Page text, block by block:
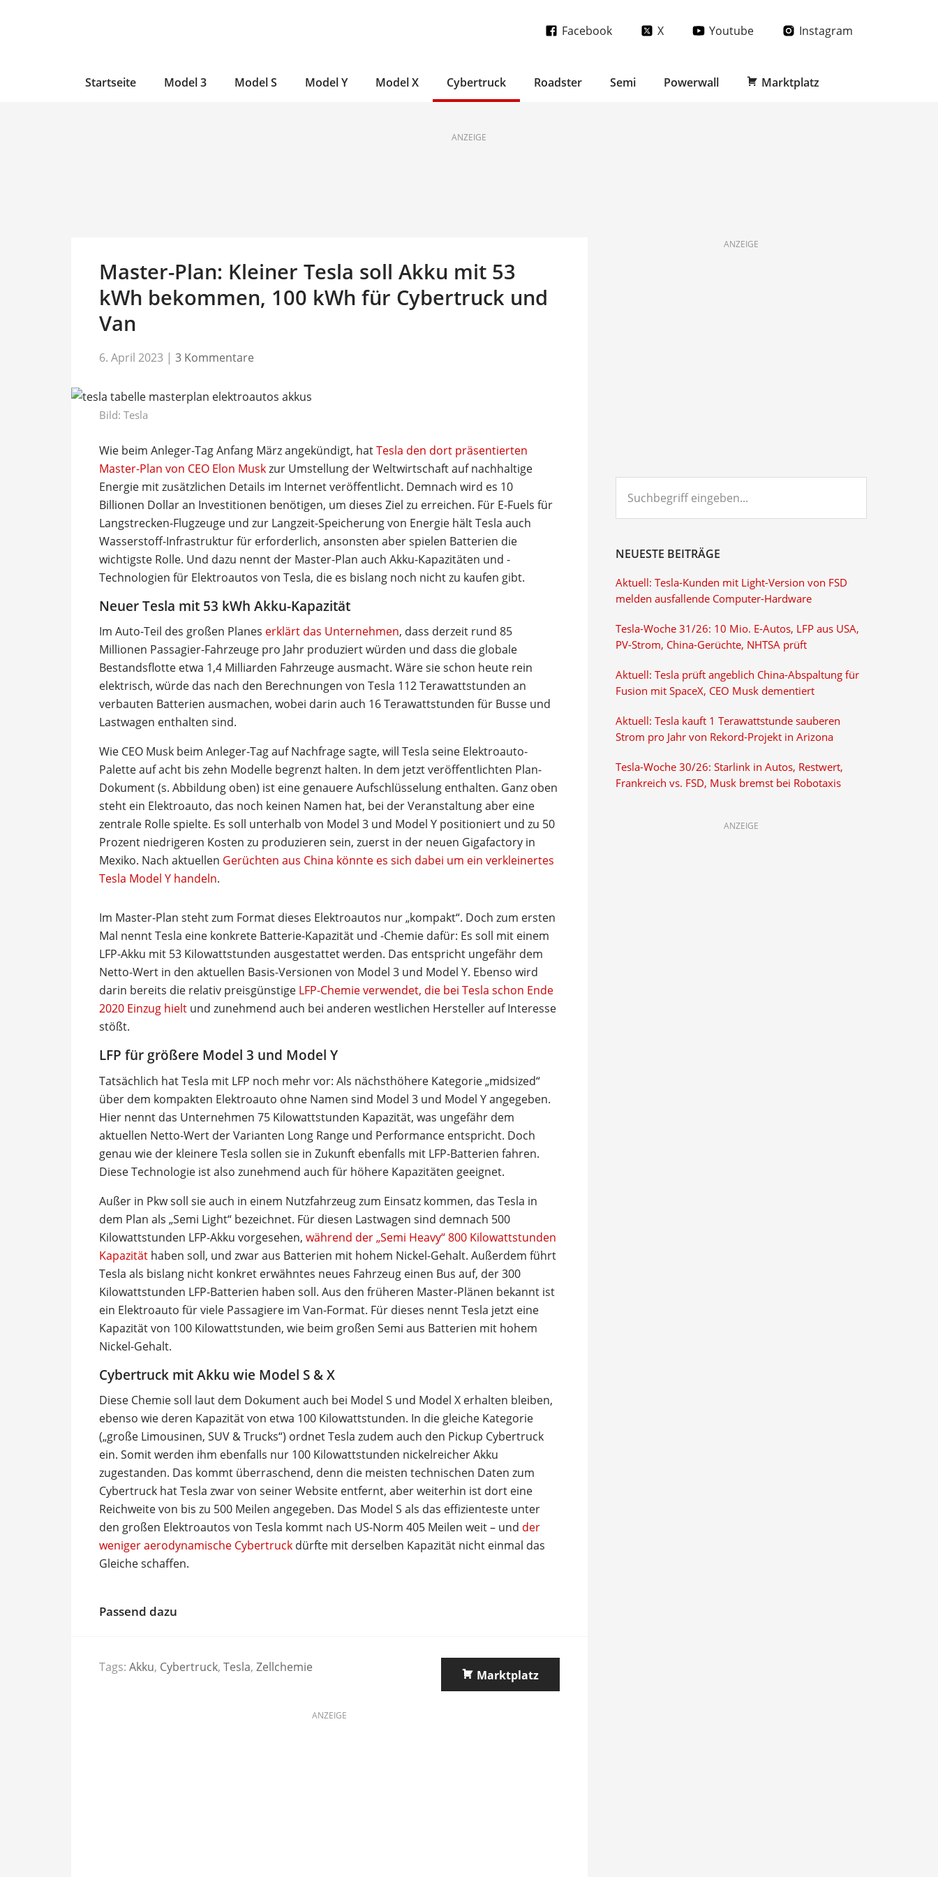
Facebook X Youtube Instagram
Startseite Model 3 Model S Model Y Model X Cybertruck Roadster Semi Powerwall Marktplatz
ANZEIGE
Master-Plan: Kleiner Tesla soll Akku mit 53
kWh bekommen, 100 kWh für Cybertruck und
Van
6. April 2023 | 3 Kommentare
Bild: Tesla
Wie beim Anleger-Tag Anfang März angekündigt, hatTesla den dort präsentierten
Master-Plan von CEO Elon Muskzur Umstellung der Weltwirtschaft auf nachhaltige
Energie mit zusätzlichen Details im Internet veröffentlicht. Demnach wird es 10
Billionen Dollar an Investitionen benötigen, um dieses Ziel zu erreichen. Für E-Fuels für
Langstrecken-Flugzeuge und zur Langzeit-Speicherung von Energie hält Tesla auch
Wasserstoff-Infrastruktur für erforderlich, ansonsten aber spielen Batterien die
wichtigste Rolle. Und dazu nennt der Master-Plan auch Akku-Kapazitäten und -
Technologien für Elektroautos von Tesla, die es bislang noch nicht zu kaufen gibt.
Neuer Tesla mit 53 kWh Akku-Kapazität
Im Auto-Teil des großen Planes erklärt das Unternehmen, dass derzeit rund 85
Millionen Passagier-Fahrzeuge pro Jahr produziert würden und dass die globale
Bestandsflotte etwa 1,4 Milliarden Fahrzeuge ausmacht. Wäre sie schon heute rein
elektrisch, würde das nach den Berechnungen von Tesla 112 Terawattstunden an
verbauten Batterien ausmachen, wobei darin auch 16 Terawattstunden für Busse und
Lastwagen enthalten sind.
Wie CEO Musk beim Anleger-Tag auf Nachfrage sagte, will Tesla seine Elektroauto-
Palette auf acht bis zehn Modelle begrenzt halten. In dem jetzt veröffentlichten Plan-
Dokument (s. Abbildung oben) ist eine genauere Aufschlüsselung enthalten. Ganz oben
steht ein Elektroauto, das noch keinen Namen hat, bei der Veranstaltung aber eine
zentrale Rolle spielte. Es soll unterhalb von Model 3 und Model Y positioniert und zu 50
Prozent niedrigeren Kosten zu produzieren sein, zuerst in der neuen Gigafactory in
Mexiko. Nach aktuellen Gerüchten aus China könnte es sich dabei um ein verkleinertes
Tesla Model Y handeln.
Im Master-Plan steht zum Format dieses Elektroautos nur „kompakt“. Doch zum ersten
Mal nennt Tesla eine konkrete Batterie-Kapazität und -Chemie dafür: Es soll mit einem
LFP-Akku mit 53 Kilowattstunden ausgestattet werden. Das entspricht ungefähr dem
Netto-Wert in den aktuellen Basis-Versionen von Model 3 und Model Y. Ebenso wird
darin bereits die relativ preisgünstige LFP-Chemie verwendet, die bei Tesla schon Ende
2020 Einzug hielt und zunehmend auch bei anderen westlichen Hersteller auf Interesse
stößt.
LFP für größere Model 3 und Model Y
Tatsächlich hat Tesla mit LFP noch mehr vor: Als nächsthöhere Kategorie „midsized“
über dem kompakten Elektroauto ohne Namen sind Model 3 und Model Y angegeben.
Hier nennt das Unternehmen 75 Kilowattstunden Kapazität, was ungefähr dem
aktuellen Netto-Wert der Varianten Long Range und Performance entspricht. Doch
genau wie der kleinere Tesla sollen sie in Zukunft ebenfalls mit LFP-Batterien fahren.
Diese Technologie ist also zunehmend auch für höhere Kapazitäten geeignet.
Außer in Pkw soll sie auch in einem Nutzfahrzeug zum Einsatz kommen, das Tesla in
dem Plan als „Semi Light“ bezeichnet. Für diesen Lastwagen sind demnach 500
Kilowattstunden LFP-Akku vorgesehen, während der „Semi Heavy“ 800 Kilowattstunden
Kapazität haben soll, und zwar aus Batterien mit hohem Nickel-Gehalt. Außerdem führt
Tesla als bislang nicht konkret erwähntes neues Fahrzeug einen Bus auf, der 300
Kilowattstunden LFP-Batterien haben soll. Aus den früheren Master-Plänen bekannt ist
ein Elektroauto für viele Passagiere im Van-Format. Für dieses nennt Tesla jetzt eine
Kapazität von 100 Kilowattstunden, wie beim großen Semi aus Batterien mit hohem
Nickel-Gehalt.
Cybertruck mit Akku wie Model S & X
Diese Chemie soll laut dem Dokument auch bei Model S und Model X erhalten bleiben,
ebenso wie deren Kapazität von etwa 100 Kilowattstunden. In die gleiche Kategorie
(„große Limousinen, SUV & Trucks“) ordnet Tesla zudem auch den Pickup Cybertruck
ein. Somit werden ihm ebenfalls nur 100 Kilowattstunden nickelreicher Akku
zugestanden. Das kommt überraschend, denn die meisten technischen Daten zum
Cybertruck hat Tesla zwar von seiner Website entfernt, aber weiterhin ist dort eine
Reichweite von bis zu 500 Meilen angegeben. Das Model S als das effizienteste unter
den großen Elektroautos von Tesla kommt nach US-Norm 405 Meilen weit – und der
weniger aerodynamische Cybertruck dürfte mit derselben Kapazität nicht einmal das
Gleiche schaffen.
Passend dazu
Tags: Akku, Cybertruck, Tesla, Zellchemie
Marktplatz
ANZEIGE
ANZEIGE
eingeben...
NEUESTE BEITRÄGE
Aktuell: Tesla-Kunden mit Light-Version von FSD
melden ausfallende Computer-Hardware
Tesla-Woche 31/26: 10 Mio. E-Autos, LFP aus USA,
PV-Strom, China-Gerüchte, NHTSA prüft
Aktuell: Tesla prüft angeblich China-Abspaltung für
Fusion mit SpaceX, CEO Musk dementiert
Aktuell: Tesla kauft 1 Terawattstunde sauberen
Strom pro Jahr von Rekord-Projekt in Arizona
Tesla-Woche 30/26: Starlink in Autos, Restwert,
Frankreich vs. FSD, Musk bremst bei Robotaxis
ANZEIGE